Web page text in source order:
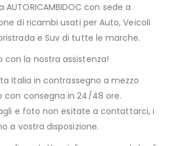
con sede a
di ricambi usati per Auto, Veicoli
e Suv di tutte le marche.
con la nostra assistenza!
Italia in contrassegno a mezzo
con consegna in 24/48 ore.
e foto non esitate a contattarci, i
a vostra disposizione.